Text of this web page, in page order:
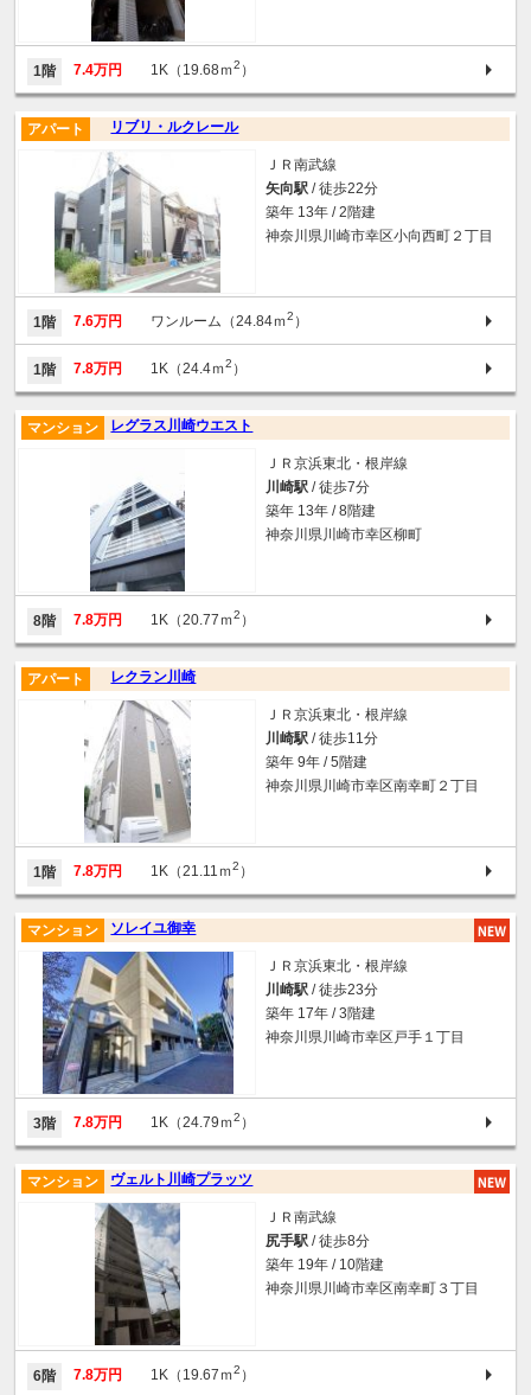
1階 7.4万円 1K（19.68ｍ2 ）
リブリ・ルクレール
アパート
ＪＲ南武線
矢向駅 / 徒歩22分
築年 13年 / 2階建
神奈川県川崎市幸区小向西町２丁目
1階 7.6万円 ワンルーム（24.84ｍ2 ）
1階 7.8万円 1K（24.4ｍ2 ）
レグラス川崎ウエスト
マンション
ＪＲ京浜東北・根岸線
川崎駅 / 徒歩7分
築年 13年 / 8階建
神奈川県川崎市幸区柳町
8階 7.8万円 1K（20.77ｍ2 ）
レクラン川崎
アパート
ＪＲ京浜東北・根岸線
川崎駅 / 徒歩11分
築年 9年 / 5階建
神奈川県川崎市幸区南幸町２丁目
1階 7.8万円 1K（21.11ｍ2 ）
ソレイユ御幸
マンション
ＪＲ京浜東北・根岸線
川崎駅 / 徒歩23分
築年 17年 / 3階建
神奈川県川崎市幸区戸手１丁目
3階 7.8万円 1K（24.79ｍ2 ）
ヴェルト川崎プラッツ
マンション
ＪＲ南武線
尻手駅 / 徒歩8分
築年 19年 / 10階建
神奈川県川崎市幸区南幸町３丁目
6階 7.8万円 1K（19.67ｍ2 ）